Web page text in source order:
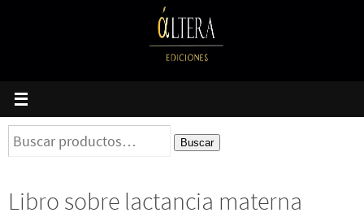
Buscar
por:
Buscar
Libro sobre lactancia materna